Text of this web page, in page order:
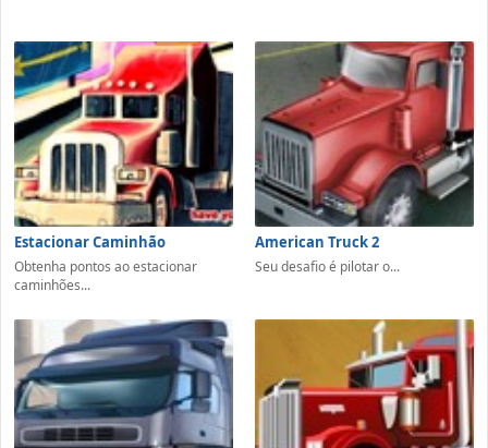
Estacionar Caminhão
Obtenha pontos ao estacionar
caminhões...
American Truck 2
Seu desafio é pilotar o...